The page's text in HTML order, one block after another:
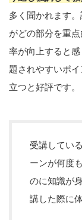
多く聞かれます
がどの部分を重
率が向上すると
題されやすいポ
立つと好評です。
受講してい
ーンが何度
のに知識が
講した際に